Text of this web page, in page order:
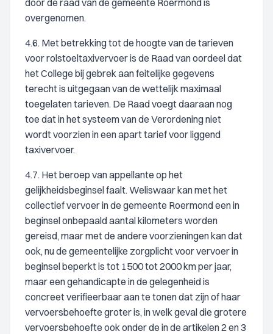
door de raad van de gemeente Roermond is
overgenomen.
4.6. Met betrekking tot de hoogte van de tarieven
voor rolstoeltaxivervoer is de Raad van oordeel dat
het College bij gebrek aan feitelijke gegevens
terecht is uitgegaan van de wettelijk maximaal
toegelaten tarieven. De Raad voegt daaraan nog
toe dat in het systeem van de Verordening niet
wordt voorzien in een apart tarief voor liggend
taxivervoer.
4.7. Het beroep van appellante op het
gelijkheidsbeginsel faalt. Weliswaar kan met het
collectief vervoer in de gemeente Roermond een in
beginsel onbepaald aantal kilometers worden
gereisd, maar met de andere voorzieningen kan dat
ook, nu de gemeentelijke zorgplicht voor vervoer in
beginsel beperkt is tot 1500 tot 2000 km per jaar,
maar een gehandicapte in de gelegenheid is
concreet verifieerbaar aan te tonen dat zijn of haar
vervoersbehoefte groter is, in welk geval die grotere
vervoersbehoefte ook onder de in de artikelen 2 en 3